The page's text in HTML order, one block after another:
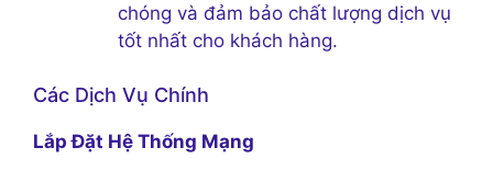
chóng và đảm bảo chất lượng dịch vụ
tốt nhất cho khách hàng.
Các Dịch Vụ Chính
Lắp Đặt Hệ Thống Mạng